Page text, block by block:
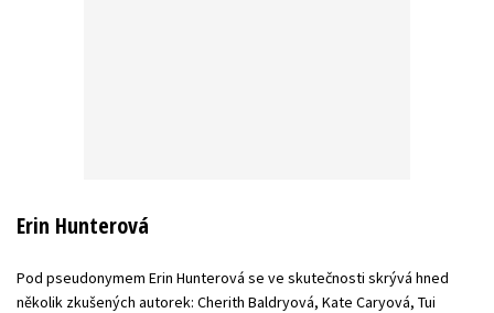
Erin Hunterová
Pod pseudonymem Erin Hunterová se ve skutečnosti skrývá hned
několik zkušených autorek: Cherith Baldryová, Kate Caryová, Tui